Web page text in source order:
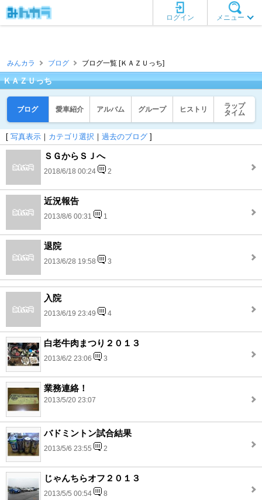
メニュー
ログイン
みんカラ ブログ ブログ一覧 [ＫＡＺＵっち]
ＫＡＺＵっち
ブログ 愛車紹介 アルバム グループ ヒストリ
ラップ
タイム
[ 写真表示 ｜ カテゴリ選択 ｜ 過去のブログ ]
ＳＧからＳＪへ
2018/6/18 00:24 2
近況報告
2013/8/6 00:31 1
退院
2013/6/28 19:58 3
入院
2013/6/19 23:49 4
白老牛肉まつり２０１３
2013/6/2 23:06 3
業務連絡！
2013/5/20 23:07
バドミントン試合結果
2013/5/6 23:55 2
じゃんちらオフ２０１３
2013/5/5 00:54 8